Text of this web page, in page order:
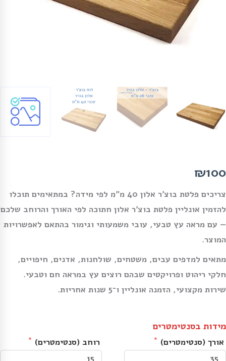
₪100
צריכים פלטת בוצ׳ר אלון 40 מ״מ לפי מידה? במתאימים תוכלו
להזמין אונליין פלטת בוצ׳ר אלון חתוכה לפי האורך והרוחב שלכם
— עם מראה עץ טבעי, עובי משמעותי וגימור בהתאם לאפשרויות
המוצר.
מתאים למדפים עבים, משטחים, שולחנות, אדנים, חיפויים,
חלקי ריהוט ופרויקטים שבהם רוצים עץ במראה חם וטבעי.
שירות מקצועי, הזמנה אונליין ו־5 שנות אחריות.
מידות בסנטימטרים
אורך (סנטימטרים) רוחב (סנטימטרים)